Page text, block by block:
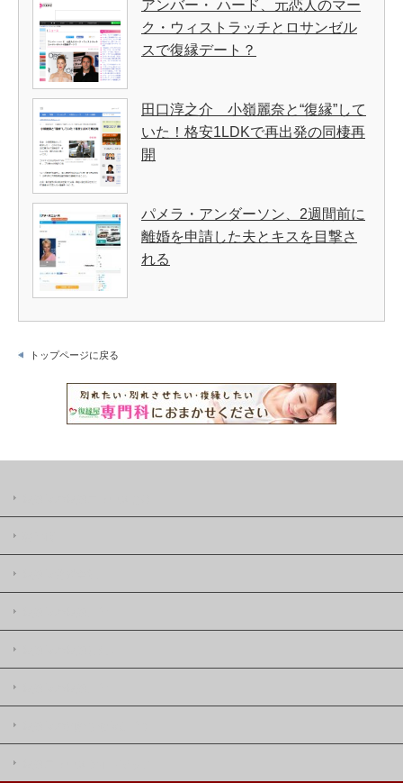
アンバー・ ハード、元恋人のマー
ク・ウィストラッチとロサンゼル
スで復縁デート？
田口淳之介 小嶺麗奈と“復縁”して
いた！格安1LDKで再出発の同棲再
開
パメラ・アンダーソン、2週間前に
離婚を申請した夫とキスを目撃さ
れる
トップページに戻る